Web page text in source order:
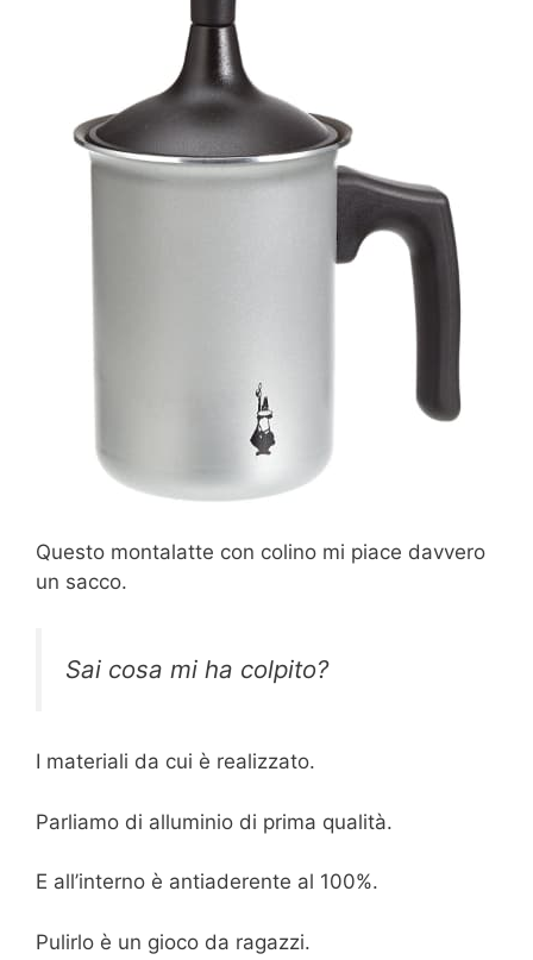
Questo montalatte con colino mi piace davvero
un sacco.
Sai cosa mi ha colpito?
I materiali da cui è realizzato.
Parliamo di alluminio di prima qualità.
E all’interno è antiaderente al 100%.
Pulirlo è un gioco da ragazzi.